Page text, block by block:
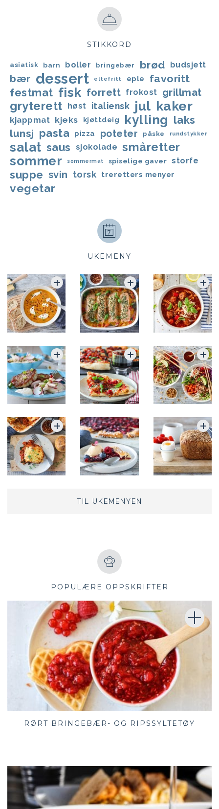
STIKKORD
asiatisk barn boller bringebær brød budsjett
bær dessert eltefritt eple favoritt
festmat fisk forrett frokost grillmat
gryterett høst italiensk jul kaker
kjappmat kjeks kjøttdeig kylling laks
lunsj pasta pizza poteter påske rundstykker
salat saus sjokolade småretter
sommer sommermat spiselige gaver storfe
suppe svin torsk treretters menyer
vegetar
UKEMENY
TIL UKEMENYEN
POPULÆRE OPPSKRIFTER
RØRT BRINGEBÆR- OG RIPSSYLTETØY